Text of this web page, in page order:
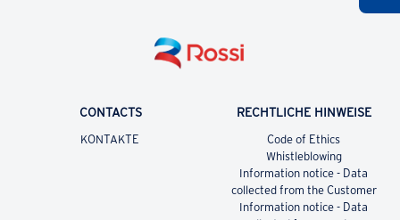
CONTACTS
KONTAKTE
RECHTLICHE HINWEISE
Code of Ethics
Whistleblowing
Information notice - Data
collected from the Customer
Information notice - Data